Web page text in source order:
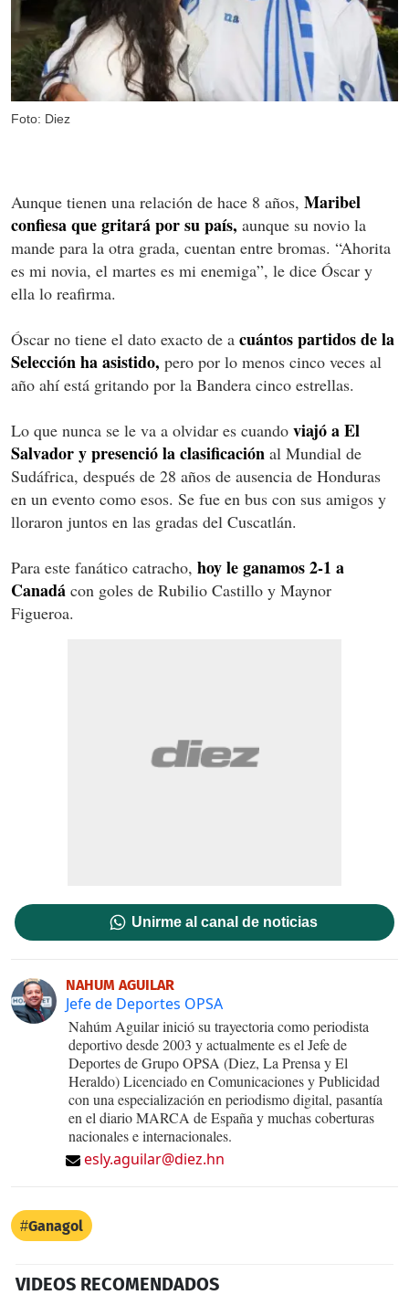
Foto: Diez
Aunque tienen una relación de hace 8 años, Maribel
confiesa que gritará por su país, aunque su novio la
mande para la otra grada, cuentan entre bromas. “Ahorita
es mi novia, el martes es mi enemiga”, le dice Óscar y
ella lo reafirma.
Óscar no tiene el dato exacto de a cuántos partidos de la
Selección ha asistido, pero por lo menos cinco veces al
año ahí está gritando por la Bandera cinco estrellas.
Lo que nunca se le va a olvidar es cuando viajó a El
Salvador y presenció la clasificación al Mundial de
Sudáfrica, después de 28 años de ausencia de Honduras
en un evento como esos. Se fue en bus con sus amigos y
lloraron juntos en las gradas del Cuscatlán.
Para este fanático catracho, hoy le ganamos 2-1 a
Canadá con goles de Rubilio Castillo y Maynor
Figueroa.
Unirme al canal de noticias
NAHUM AGUILAR
Jefe de Deportes OPSA
Nahúm Aguilar inició su trayectoria como periodista
deportivo desde 2003 y actualmente es el Jefe de
Deportes de Grupo OPSA (Diez, La Prensa y El
Heraldo) Licenciado en Comunicaciones y Publicidad
con una especialización en periodismo digital, pasantía
en el diario MARCA de España y muchas coberturas
nacionales e internacionales.
esly.aguilar@diez.hn
Ganagol
VIDEOS RECOMENDADOS